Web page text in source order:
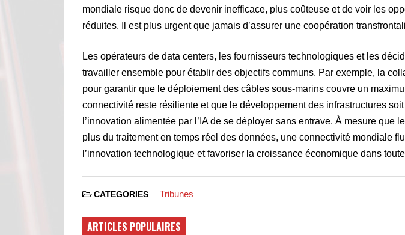
mondiale risque donc de devenir inefficace, plus coûteuse et de voir les
réduites. Il est plus urgent que jamais d’assurer une coopération
Les opérateurs de data centers, les fournisseurs technologiques et les
travailler ensemble pour établir des objectifs communs. Par exemple, la
pour garantir que le déploiement des câbles sous-marins couvre un
connectivité reste résiliente et que le développement des infrastructures
l’innovation alimentée par l’IA de se déployer sans entrave. À mesure que
plus du traitement en temps réel des données, une connectivité mondiale
l’innovation technologique et favoriser la croissance économique dans
CATEGORIES Tribunes
ARTICLES POPULAIRES